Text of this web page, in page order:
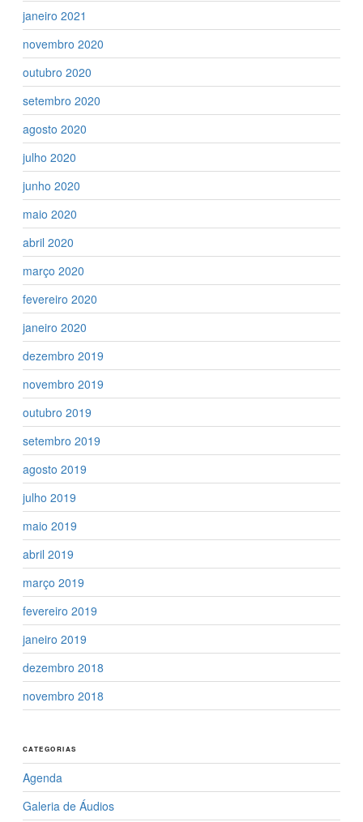
janeiro 2021
novembro 2020
outubro 2020
setembro 2020
agosto 2020
julho 2020
junho 2020
maio 2020
abril 2020
março 2020
fevereiro 2020
janeiro 2020
dezembro 2019
novembro 2019
outubro 2019
setembro 2019
agosto 2019
julho 2019
maio 2019
abril 2019
março 2019
fevereiro 2019
janeiro 2019
dezembro 2018
novembro 2018
CATEGORIAS
Agenda
Galeria de Áudios